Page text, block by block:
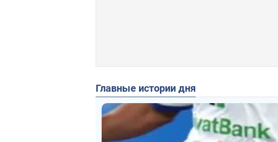
Главные истории дня